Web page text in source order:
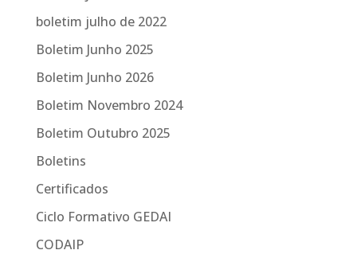
boletim julho de 2022
Boletim Junho 2025
Boletim Junho 2026
Boletim Novembro 2024
Boletim Outubro 2025
Boletins
Certificados
Ciclo Formativo GEDAI
CODAIP